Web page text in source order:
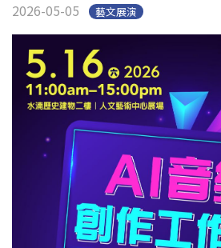
2026-05-05 藝文展演